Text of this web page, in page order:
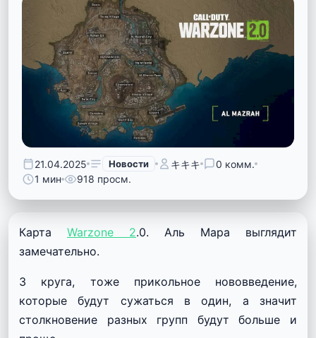
21.04.2025 Новости キキキ
0 комм.
1 мин
918 просм.
Карта Warzone 2.0. Аль Мара выглядит
замечательно.
3 круга, тоже прикольное нововведение,
которые будут сужаться в один, а значит
столкновение разных групп будут больше и